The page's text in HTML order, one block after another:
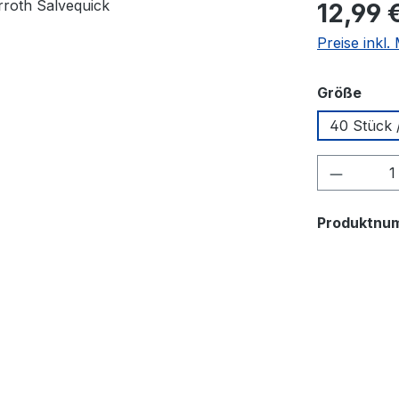
Regulärer
12,99
Preise inkl.
Größe
40 Stück